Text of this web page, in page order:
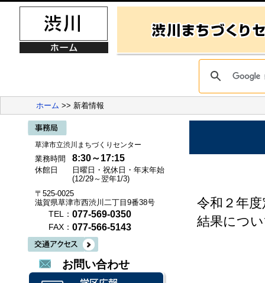
ホーム >> 新着情報
草津市立渋川まちづくりセンター
業務時間 8:30～17:15
休館日
日曜日・祝休日・年末年始
(12/29～翌年1/3)
〒525-0025
滋賀県草津市西渋川二丁目9番38号
TEL： 077-569-0350
FAX： 077-566-5143
お問い合わせ
令和２年
結果につ